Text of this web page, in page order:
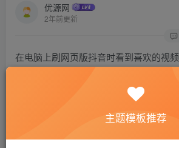
优源网
2年前更新
在电脑上刷网页版抖音时看到喜欢的视频
使用了数据库判断视频是否下载过，记
主题模板推荐